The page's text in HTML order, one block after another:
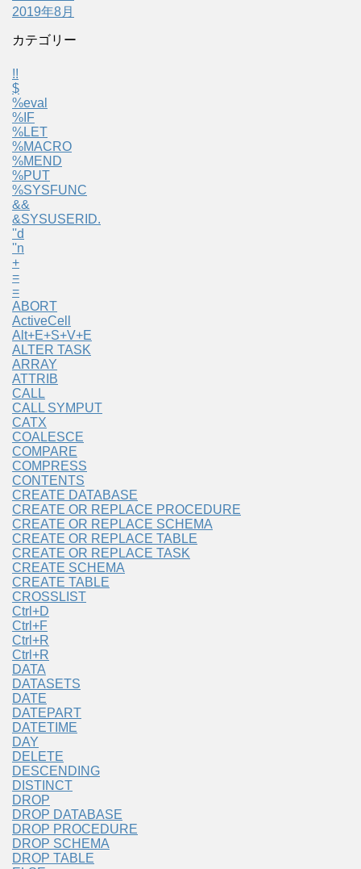
2019年8月
カテゴリー
!!
$
%eval
%IF
%LET
%MACRO
%MEND
%PUT
%SYSFUNC
&&
&SYSUSERID.
''d
''n
+
=
=
ABORT
ActiveCell
Alt+E+S+V+E
ALTER TASK
ARRAY
ATTRIB
CALL
CALL SYMPUT
CATX
COALESCE
COMPARE
COMPRESS
CONTENTS
CREATE DATABASE
CREATE OR REPLACE PROCEDURE
CREATE OR REPLACE SCHEMA
CREATE OR REPLACE TABLE
CREATE OR REPLACE TASK
CREATE SCHEMA
CREATE TABLE
CROSSLIST
Ctrl+D
Ctrl+F
Ctrl+R
Ctrl+R
DATA
DATASETS
DATE
DATEPART
DATETIME
DAY
DELETE
DESCENDING
DISTINCT
DROP
DROP DATABASE
DROP PROCEDURE
DROP SCHEMA
DROP TABLE